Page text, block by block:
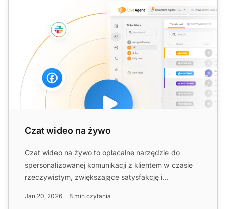
Czat wideo na żywo
Czat wideo na żywo to opłacalne narzędzie do
spersonalizowanej komunikacji z klientem w czasie
rzeczywistym, zwiększające satysfakcję i
Jan 20, 2026 8 min czytania